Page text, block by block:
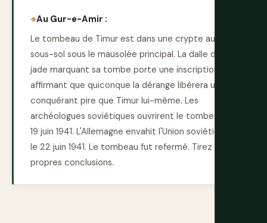
Au Gur-e-Amir :
Le tombeau de Timur est dans une crypte au
sous-sol sous le mausolée principal. La dalle de
jade marquant sa tombe porte une inscription
affirmant que quiconque la dérange libérera un
conquérant pire que Timur lui-même. Les
archéologues soviétiques ouvrirent le tombeau le
19 juin 1941. L'Allemagne envahit l'Union soviétique
le 22 juin 1941. Le tombeau fut refermé. Tirez vos
propres conclusions.